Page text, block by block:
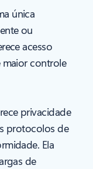
única
ou
acesso
maior controle
privacidade
protocolos de
Ela
de